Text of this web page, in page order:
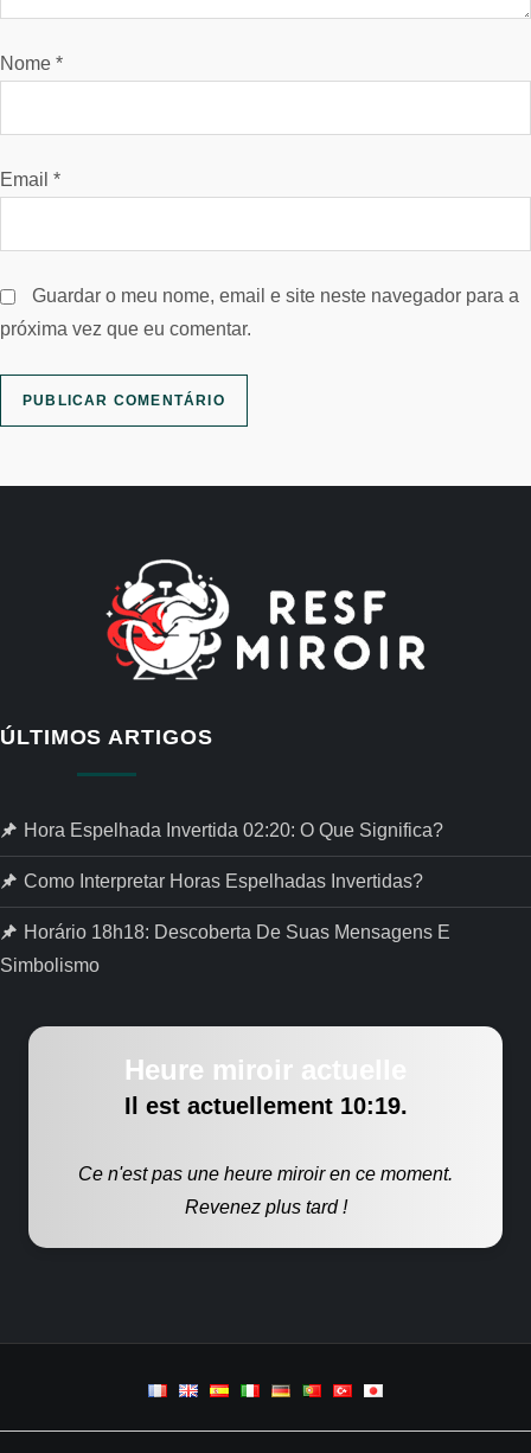
Nome *
Email *
Guardar o meu nome, email e site neste navegador para a
próxima vez que eu comentar.
ÚLTIMOS ARTIGOS
Hora Espelhada Invertida 02:20: O Que Significa?
Como Interpretar Horas Espelhadas Invertidas?
Horário 18h18: Descoberta De Suas Mensagens E
Simbolismo
Heure miroir actuelle
Il est actuellement 10:19.
Ce n'est pas une heure miroir en ce moment.
Revenez plus tard !